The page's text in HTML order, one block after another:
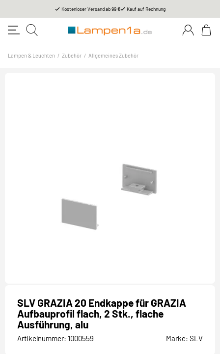
Kostenloser Versand ab 99 € Kauf auf Rechnung
Lampen & Leuchten / Zubehör / Allgemeines Zubehör
SLV GRAZIA 20 Endkappe für GRAZIA
Aufbauprofil flach, 2 Stk., flache
Ausführung, alu
Artikelnummer: 1000559 Marke: SLV